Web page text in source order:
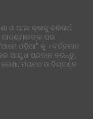
ଆକାଂକ୍ଷାକୁ ଚରିତାର୍ଥ
ଆପଣମାନଙ୍କ ଘର
ଓଡ଼ିଆ" କୁ । ବର୍ତ୍ତମାନ
ଆୟୁଷ ପ୍ରଦାନ କରନ୍ତୁ,
ମତାମତ ଓ ଦିଗ୍ଦର୍ଶନ